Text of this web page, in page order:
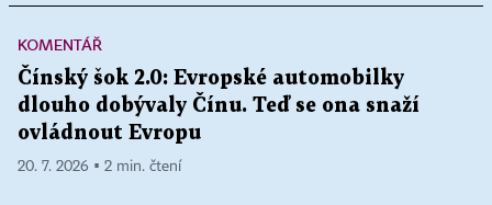
KOMENTÁŘ
Čínský šok 2.0: Evropské automobilky
dlouho dobývaly Čínu. Teď se ona snaží
ovládnout Evropu
20. 7. 2026 ▪ 2 min. čtení